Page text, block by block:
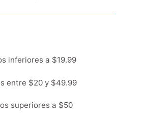
inferiores a $19.99
entre $20 y $49.99
superiores a $50